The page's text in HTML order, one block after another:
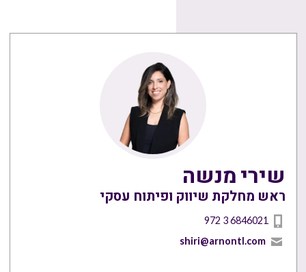
שירי מנשה
ראש מחלקת שיווק ופיתוח עסקי
972 3 6846021
shiri@arnontl.com